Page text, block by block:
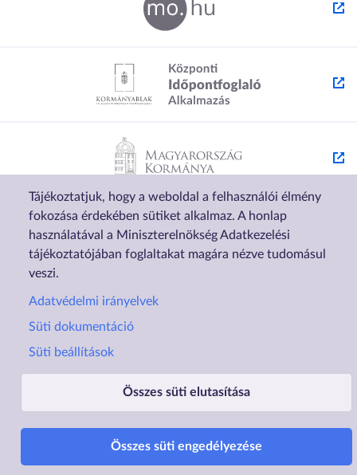
Tájékoztatjuk, hogy a weboldal a felhasználói élmény
fokozása érdekében sütiket alkalmaz. A honlap
használatával a Miniszterelnökség Adatkezelési
tájékoztatójában foglaltakat magára nézve tudomásul
veszi.
Adatvédelmi irányelvek
Süti dokumentáció
Süti beállítások
Összes süti elutasítása
Összes süti engedélyezése
Lábléc1
Impresszum
Nyilatkozat
Sütibeállítások